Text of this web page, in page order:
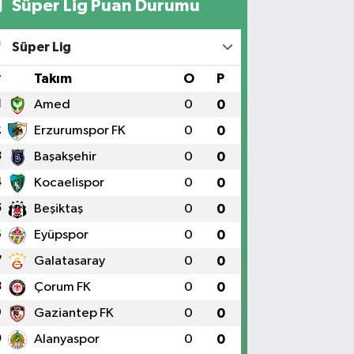
Süper Lig Puan Durumu
Süper Lig
Takım O P
Amed 0 0
Erzurumspor FK 0 0
Başakşehir 0 0
Kocaelispor 0 0
Beşiktaş 0 0
Eyüpspor 0 0
Galatasaray 0 0
Çorum FK 0 0
Gaziantep FK 0 0
Alanyaspor 0 0